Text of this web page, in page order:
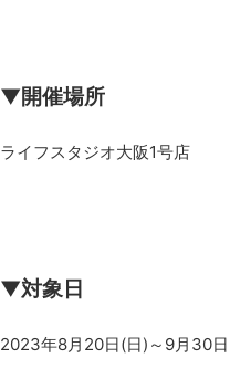
▼開催場所
ライフスタジオ大阪1号店
▼対象日
2023年8月20日(日)～9月30